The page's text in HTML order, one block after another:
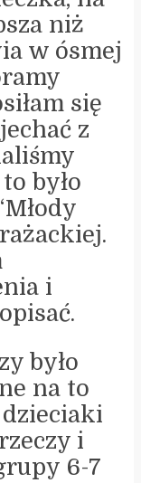
niż
w ósmej
się
z
było
i
było
na to
i
6-7